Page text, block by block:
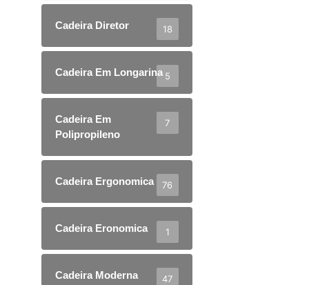
Cadeira Diretor 18
Cadeira Em Longarina 5
Cadeira Em
Polipropileno
7
Cadeira Ergonomica 76
Cadeira Eronomica 1
Cadeira Moderna 47